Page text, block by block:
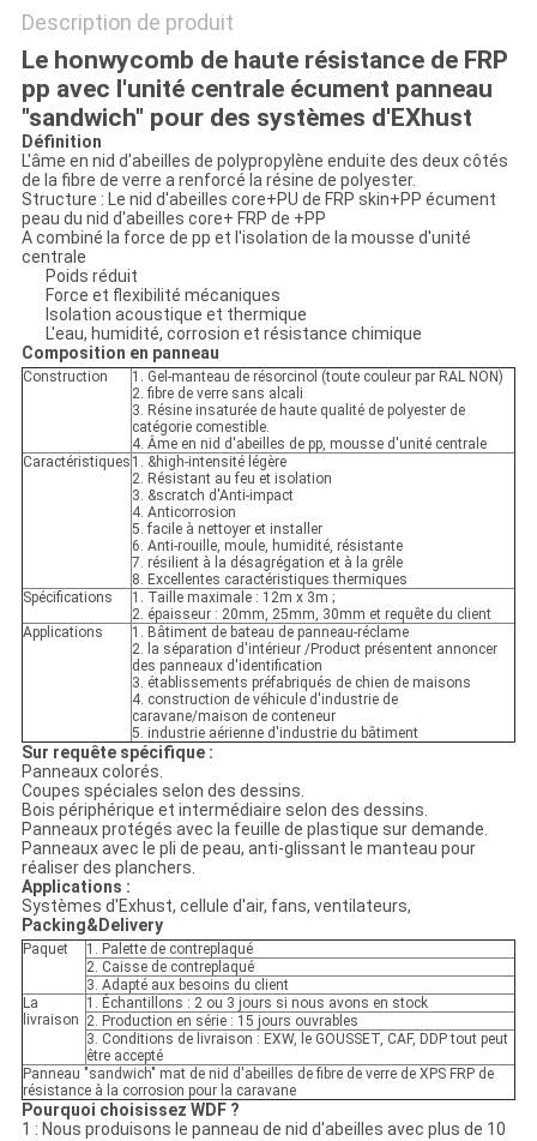
Description de produit
Le honwycomb de haute résistance de FRP
pp avec l'unité centrale écument panneau
"sandwich" pour des systèmes d'EXhust
Définition
L'âme en nid d'abeilles de polypropylène enduite des deux côtés
de la fibre de verre a renforcé la résine de polyester.
Structure : Le nid d'abeilles core+PU de FRP skin+PP écument
peau du nid d'abeilles core+ FRP de +PP
A combiné la force de pp et l'isolation de la mousse d'unité
centrale
Poids réduit
Force et flexibilité mécaniques
Isolation acoustique et thermique
L'eau, humidité, corrosion et résistance chimique
Composition en panneau
Construction
1. Gel-manteau de résorcinol (toute couleur par RAL NON)
2. fibre de verre sans alcali
3. Résine insaturée de haute qualité de polyester de
catégorie comestible.
4. Âme en nid d'abeilles de pp, mousse d'unité centrale
Caractéristiques 1. &high-intensité légère
2. Résistant au feu et isolation
3. &scratch d'Anti-impact
4. Anticorrosion
5. facile à nettoyer et installer
6. Anti-rouille, moule, humidité, résistante
7. résilient à la désagrégation et à la grêle
8. Excellentes caractéristiques thermiques
Spécifications
1. Taille maximale : 12m x 3m ;
2. épaisseur : 20mm, 25mm, 30mm et requête du client
Applications
1. Bâtiment de bateau de panneau-réclame
2. la séparation d'intérieur /Product présentent annoncer
des panneaux d'identification
3. établissements préfabriqués de chien de maisons
4. construction de véhicule d'industrie de
caravane/maison de conteneur
5. industrie aérienne d'industrie du bâtiment
Sur requête spécifique :
Panneaux colorés.
Coupes spéciales selon des dessins.
Bois périphérique et intermédiaire selon des dessins.
Panneaux protégés avec la feuille de plastique sur demande.
Panneaux avec le pli de peau, anti-glissant le manteau pour
réaliser des planchers.
Applications :
Systèmes d'Exhust, cellule d'air, fans, ventilateurs,
Packing&Delivery
Paquet
1. Palette de contreplaqué
2. Caisse de contreplaqué
3. Adapté aux besoins du client
La
livraison
1. Échantillons : 2 ou 3 jours si nous avons en stock
2. Production en série : 15 jours ouvrables
3. Conditions de livraison : EXW, le GOUSSET, CAF, DDP tout peut
être accepté
Panneau "sandwich" mat de nid d'abeilles de fibre de verre de XPS FRP de
résistance à la corrosion pour la caravane
Pourquoi choisissez WDF ?
1 : Nous produisons le panneau de nid d'abeilles avec plus de 10